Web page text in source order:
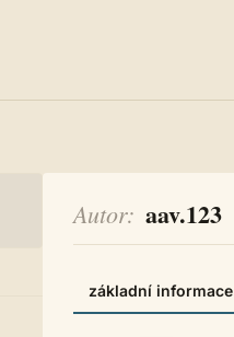
Autor aav.123
základní informace